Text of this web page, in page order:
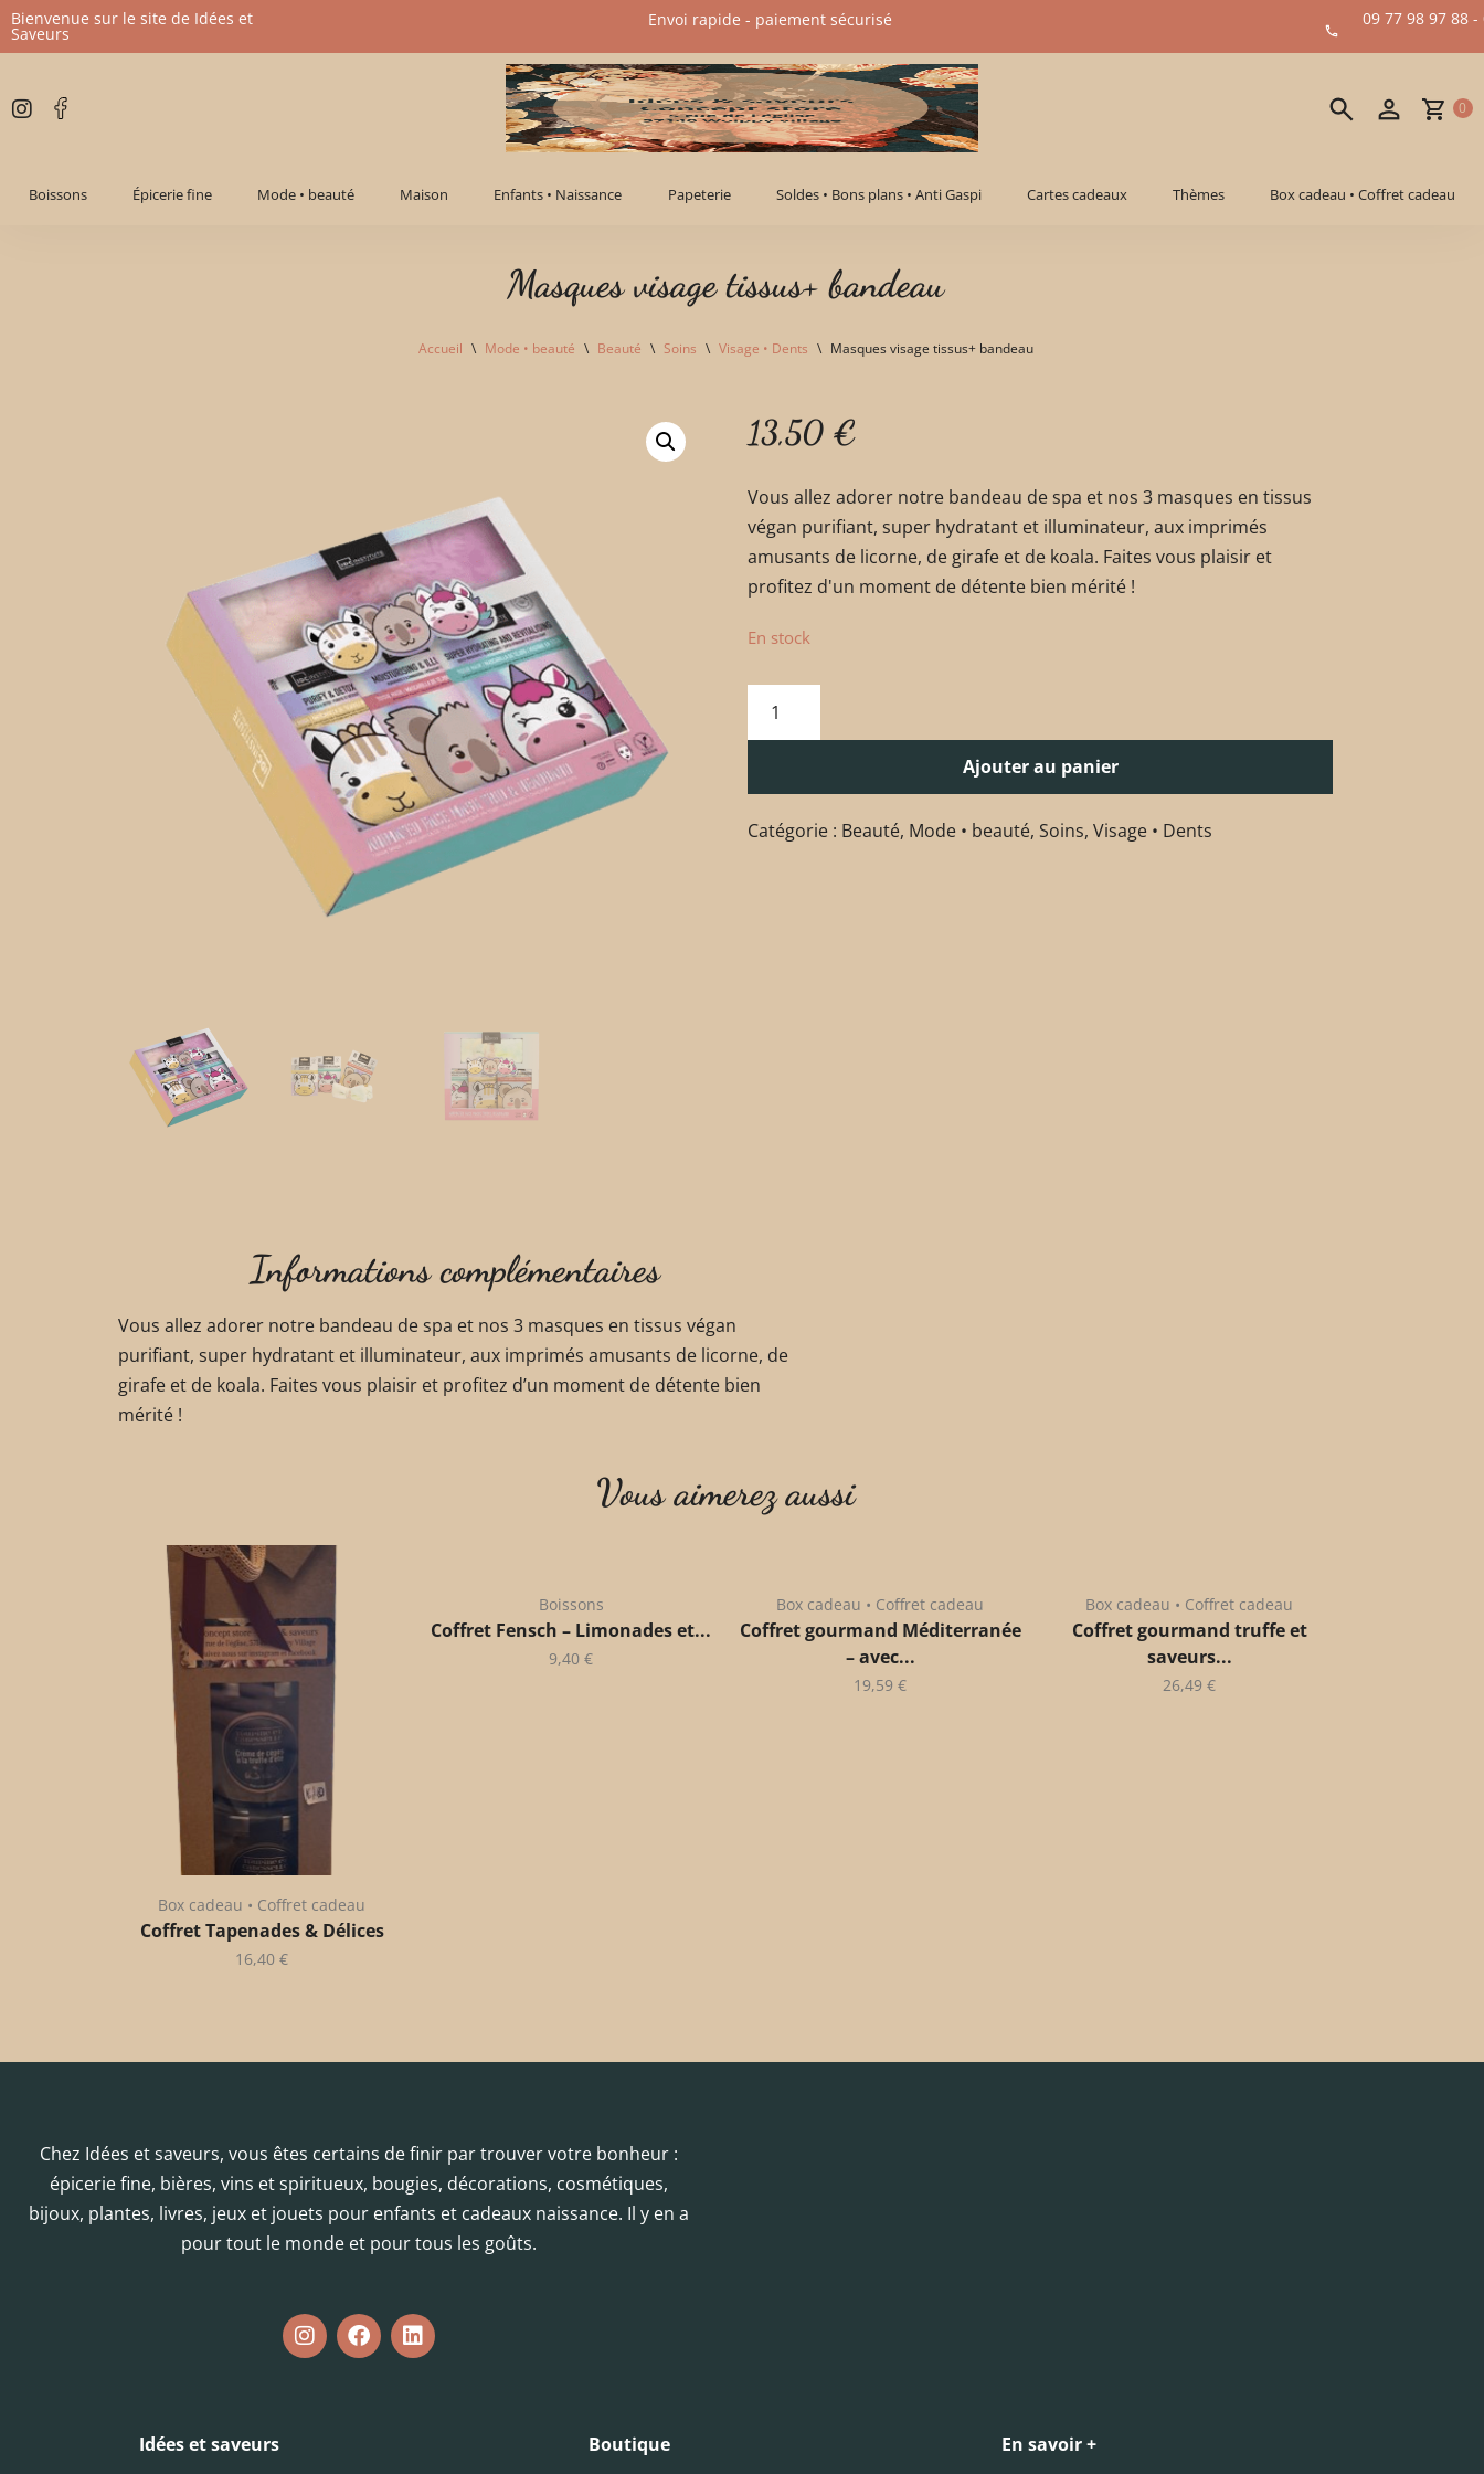
Aller
contenu
Bienvenue sur le site de Idées et
Saveurs
09 77 98 97 88 -
Envoi rapide - paiement sécurisé​
0
Boissons Épicerie fine Mode • beauté Maison Enfants • Naissance Papeterie Soldes • Bons plans • Anti Gaspi Cartes cadeaux Thèmes Box cadeau • Coffret cadeau
Masques visage tissus+ bandeau
Accueil \ Mode • beauté \ Beauté \ Soins \ Visage • Dents \ Masques visage tissus+ bandeau
13,50 €
Vous allez adorer notre bandeau de spa et nos 3 masques en tissus
végan purifiant, super hydratant et illuminateur, aux imprimés
amusants de licorne, de girafe et de koala. Faites vous plaisir et
profitez d'un moment de détente bien mérité !
En stock
Ajouter au panier
Catégorie : Beauté, Mode • beauté, Soins, Visage • Dents
Informations complémentaires
Vous allez adorer notre bandeau de spa et nos 3 masques en tissus végan
purifiant, super hydratant et illuminateur, aux imprimés amusants de licorne, de
girafe et de koala. Faites vous plaisir et profitez d’un moment de détente bien
mérité !
Vous aimerez aussi
Box cadeau • Coffret cadeau
Coffret Tapenades & Délices
16,40 €
Boissons
Coffret Fensch – Limonades et...
9,40 €
Box cadeau • Coffret cadeau
Coffret gourmand Méditerranée
– avec...
19,59 €
Box cadeau • Coffret cadeau
Coffret gourmand truffe et
saveurs...
26,49 €
Chez Idées et saveurs, vous êtes certains de finir par trouver votre bonheur :
épicerie fine, bières, vins et spiritueux, bougies, décorations, cosmétiques,
bijoux, plantes, livres, jeux et jouets pour enfants et cadeaux naissance. Il y en a
pour tout le monde et pour tous les goûts.
Idées et saveurs Boutique En savoir +